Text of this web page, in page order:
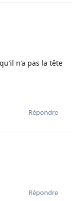
n'a pas la tête
Répondre
Répondre